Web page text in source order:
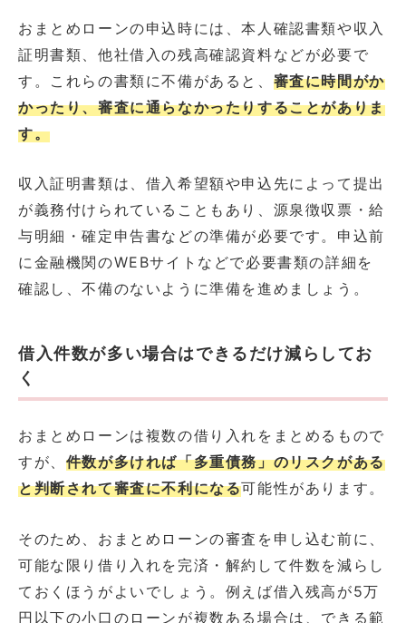
おまとめローンの申込時には、本人確認書類や収入
証明書類、他社借入の残高確認資料などが必要で
す。これらの書類に不備があると、 審査に時間がか
かったり、審査に通らなかったりすることがありま
す。
収入証明書類は、借入希望額や申込先によって提出
が義務付けられていることもあり、源泉徴収票・給
与明細・確定申告書などの準備が必要です。申込前
に金融機関のWEBサイトなどで必要書類の詳細を
確認し、不備のないように準備を進めましょう。
借入件数が多い場合はできるだけ減らしてお
く
おまとめローンは複数の借り入れをまとめるもので
すが、 件数が多ければ「多重債務」のリスクがある
と判断されて審査に不利になる可能性があります。
そのため、おまとめローンの審査を申し込む前に、
可能な限り借り入れを完済・解約して件数を減らし
ておくほうがよいでしょう。例えば借入残高が5万
円以下の小口のローンが複数ある場合は、できる範